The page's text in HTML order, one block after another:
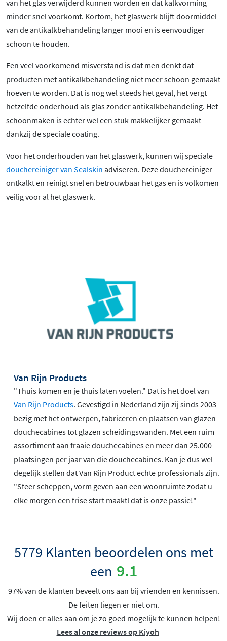
van het glas verwijderd kunnen worden en dat kalkvorming
minder snel voorkomt. Kortom, het glaswerk blijft doormiddel
van de antikalkbehandeling langer mooi en is eenvoudiger
schoon te houden.
Een veel voorkomend misverstand is dat men denkt dat
producten met antikalkbehandeling niet meer schoon gemaakt
hoeven te worden. Dat is nog wel steeds het geval, het vergt
hetzelfde onderhoud als glas zonder antikalkbehandeling. Het
schoonmaken is echter wel een stuk makkelijker gemaakt
dankzij de speciale coating.
Voor het onderhouden van het glaswerk, kunnen wij speciale
douchereiniger van Sealskin adviseren. Deze douchereiniger
ontkalkt en reinigt snel en betrouwbaar het gas en is volkomen
veilig voor al het glaswerk.
Van Rijn Products
"Thuis komen en je thuis laten voelen." Dat is het doel van
Van Rijn Products. Gevestigd in Nederland zijn zij sinds 2003
bezig met het ontwerpen, fabriceren en plaatsen van glazen
douchecabines tot glazen scheidingswanden. Met een ruim
assortiment aan fraaie douchecabines en meer dan 25.000
plaatsingen per jaar van die douchecabines. Kan je dus wel
degelijk stellen dat Van Rijn Product echte professionals zijn.
"Sfeer scheppen, vorm geven aan een woonruimte zodat u
elke morgen een frise start maaktl dat is onze passie!"
5779 Klanten beoordelen ons met
een 9.1
97% van de klanten beveelt ons aan bij vrienden en kennissen.
De feiten liegen er niet om.
Wij doen er alles aan om je zo goed mogelijk te kunnen helpen!
Lees al onze reviews op Kiyoh